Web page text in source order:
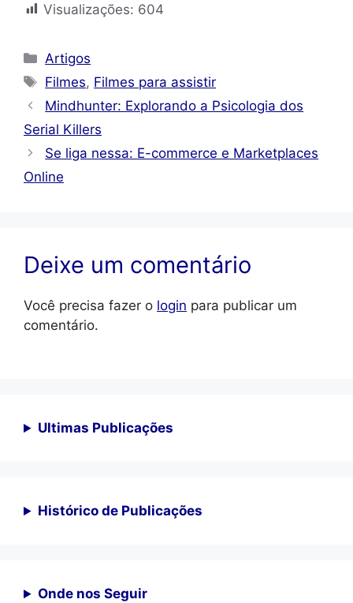
Visualizações: 604
Categorias
Artigos
Tags
Filmes, Filmes para assistir
Mindhunter: Explorando a Psicologia dos
Serial Killers
Se liga nessa: E-commerce e Marketplaces
Online
Deixe um comentário
Você precisa fazer o login para publicar um
comentário.
Ultimas Publicações
Histórico de Publicações
Onde nos Seguir